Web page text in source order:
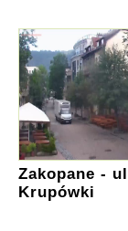
Zakopane -
Krupówki